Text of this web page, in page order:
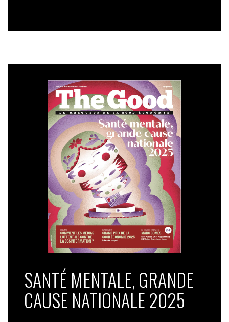
SANTÉ MENTALE, GRANDE
CAUSE NATIONALE 2025